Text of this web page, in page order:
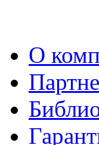
О